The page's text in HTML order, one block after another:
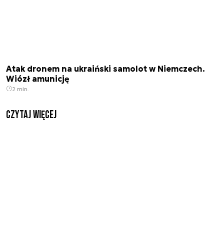
Atak dronem na ukraiński samolot w Niemczech.
Wiózł amunicję
2 min.
czytaj więcej